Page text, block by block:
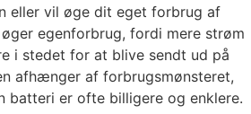
eller vil øge dit eget forbrug af
egenforbrug, fordi mere strøm
i stedet for at blive sendt ud på
afhænger af forbrugsmønsteret,
batteri er ofte billigere og enklere.